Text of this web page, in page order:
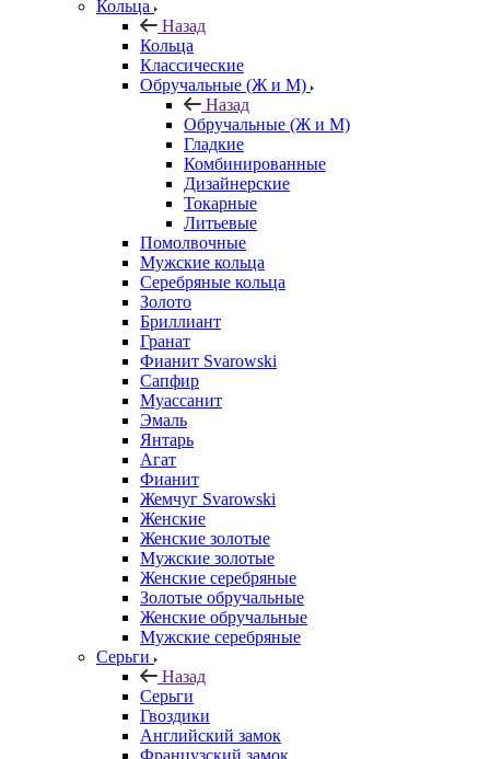
Кольца
Назад
Кольца
Классические
Обручальные (Ж и М)
Назад
Обручальные (Ж и М)
Гладкие
Комбинированные
Дизайнерские
Токарные
Литьевые
Помолвочные
Мужские кольца
Серебряные кольца
Золото
Бриллиант
Гранат
Фианит Svarowski
Сапфир
Муассанит
Эмаль
Янтарь
Агат
Фианит
Жемчуг Svarowski
Женские
Женские золотые
Мужские золотые
Женские серебряные
Золотые обручальные
Женские обручальные
Мужские серебряные
Серьги
Назад
Серьги
Гвоздики
Английский замок
Французский замок